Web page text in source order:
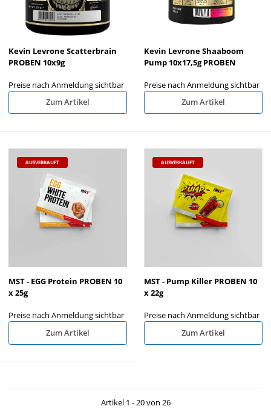
Kevin Levrone Scatterbrain
PROBEN 10x9g
Preise nach Anmeldung sichtbar
Zum Artikel
Kevin Levrone Shaaboom
Pump 10x17,5g PROBEN
Preise nach Anmeldung sichtbar
Zum Artikel
AUSVERKAUFT
MST - EGG Protein PROBEN 10
x 25g
Preise nach Anmeldung sichtbar
Zum Artikel
AUSVERKAUFT
MST - Pump Killer PROBEN 10
x 22g
Preise nach Anmeldung sichtbar
Zum Artikel
Artikel 1 - 20 von 26